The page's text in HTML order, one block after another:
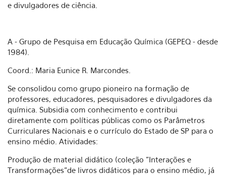
e divulgadores de ciência.
A - Grupo de Pesquisa em Educação Química (GEPEQ - desde
1984).
Coord.: Maria Eunice R. Marcondes.
Se consolidou como grupo pioneiro na formação de
professores, educadores, pesquisadores e divulgadores da
química. Subsidia com conhecimento e contribui
diretamente com políticas públicas como os Parâmetros
Curriculares Nacionais e o currículo do Estado de SP para o
ensino médio. Atividades:
Produção de material didático (coleção "Interações e
Transformações"de livros didáticos para o ensino médio, já